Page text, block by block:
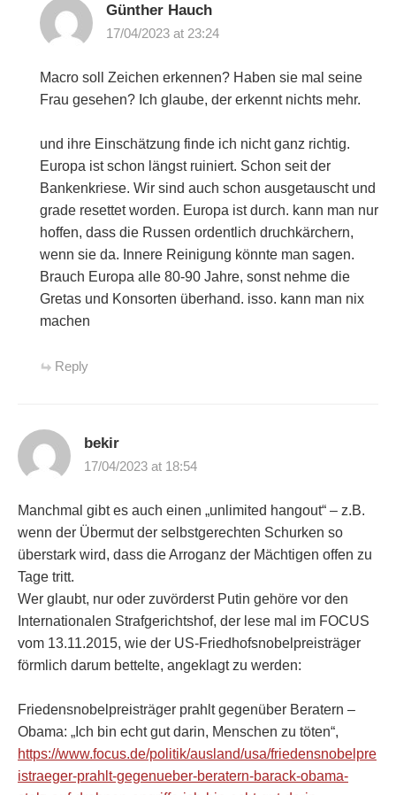
Günther Hauch
17/04/2023 at 23:24
Macro soll Zeichen erkennen? Haben sie mal seine
Frau gesehen? Ich glaube, der erkennt nichts mehr.
und ihre Einschätzung finde ich nicht ganz richtig.
Europa ist schon längst ruiniert. Schon seit der
Bankenkriese. Wir sind auch schon ausgetauscht und
grade resettet worden. Europa ist durch. kann man nur
hoffen, dass die Russen ordentlich druchkärchern,
wenn sie da. Innere Reinigung könnte man sagen.
Brauch Europa alle 80-90 Jahre, sonst nehme die
Gretas und Konsorten überhand. isso. kann man nix
machen
Reply
bekir
17/04/2023 at 18:54
Manchmal gibt es auch einen „unlimited hangout“ – z.B.
wenn der Übermut der selbstgerechten Schurken so
überstark wird, dass die Arroganz der Mächtigen offen zu
Tage tritt.
Wer glaubt, nur oder zuvörderst Putin gehöre vor den
Internationalen Strafgerichtshof, der lese mal im FOCUS
vom 13.11.2015, wie der US-Friedhofsnobelpreisträger
förmlich darum bettelte, angeklagt zu werden:
Friedensnobelpreisträger prahlt gegenüber Beratern –
Obama: „Ich bin echt gut darin, Menschen zu töten“,
https://www.focus.de/politik/ausland/usa/friedensnobelpre
istraeger-prahlt-gegenueber-beratern-barack-obama-